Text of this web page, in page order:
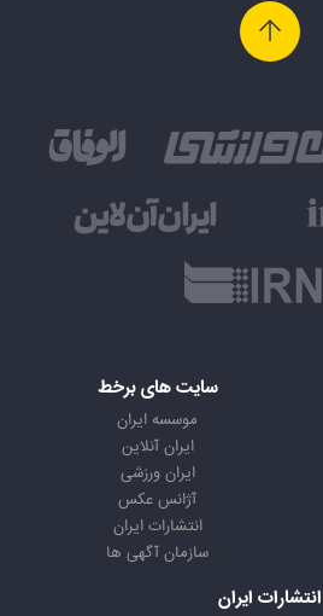
سایت های برخط
موسسه ایران
ایران آنلاین
ایران ورزشی
آژانس عکس
انتشارات ایران
سازمان آگهی ها
انتشارات ایران